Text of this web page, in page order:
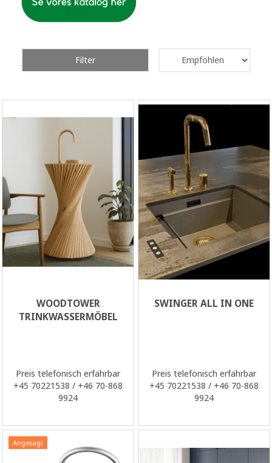
Filter
WOODTOWER
TRINKWASSERMÖBEL
Preis telefonisch erfahrbar
+45 70221538 / +46 70-868
9924
SWINGER ALL IN ONE
Preis telefonisch erfahrbar
+45 70221538 / +46 70-868
9924
Angesagt